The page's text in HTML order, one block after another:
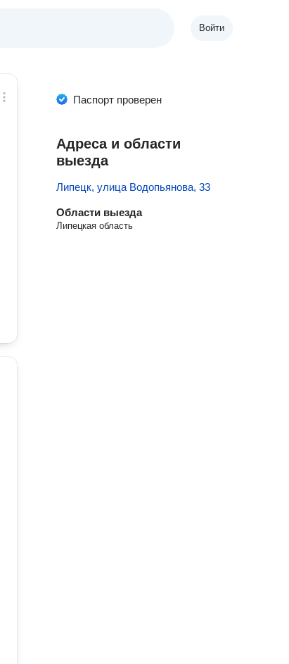
Войти
Паспорт проверен
Адреса и области
выезда
Липецк, улица Водопьянова, 33
Области выезда
Липецкая область